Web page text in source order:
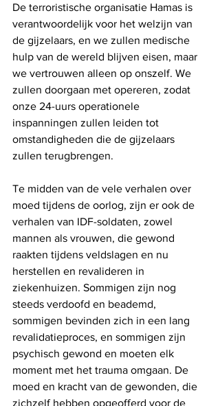
De terroristische organisatie Hamas is
verantwoordelijk voor het welzijn van
de gijzelaars, en we zullen medische
hulp van de wereld blijven eisen, maar
we vertrouwen alleen op onszelf. We
zullen doorgaan met opereren, zodat
onze 24-uurs operationele
inspanningen zullen leiden tot
omstandigheden die de gijzelaars
zullen terugbrengen.
Te midden van de vele verhalen over
moed tijdens de oorlog, zijn er ook de
verhalen van IDF-soldaten, zowel
mannen als vrouwen, die gewond
raakten tijdens veldslagen en nu
herstellen en revalideren in
ziekenhuizen. Sommigen zijn nog
steeds verdoofd en beademd,
sommigen bevinden zich in een lang
revalidatieproces, en sommigen zijn
psychisch gewond en moeten elk
moment met het trauma omgaan. De
moed en kracht van de gewonden, die
zichzelf hebben opgeofferd voor de